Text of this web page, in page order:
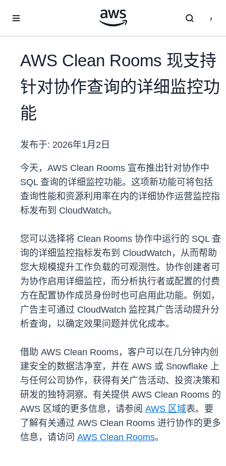
AWS Clean Rooms 现支持
针对协作查询的详细监控功
能
发布于: 2026年1月2日
今天，AWS Clean Rooms 宣布推出针对协作中
SQL 查询的详细监控功能。这项新功能可将包括
查询性能和资源利用率在内的详细协作运营监控指
标发布到 CloudWatch。
您可以选择将 Clean Rooms 协作中运行的 SQL 查
询的详细监控指标发布到 CloudWatch，从而帮助
您大规模提升工作负载的可观测性。协作创建者可
为协作启用详细监控，而分析执行者或配置的付费
方在配置协作成员身份时也可启用此功能。例如，
广告主可通过 CloudWatch 监控其广告活动提升分
析查询，以确定效果问题并优化成本。
借助 AWS Clean Rooms，客户可以在几分钟内创
建安全的数据洁净室，并在 AWS 或 Snowflake 上
与任何公司协作，获得有关广告活动、投资决策和
研发的独特洞察。有关提供 AWS Clean Rooms 的
AWS 区域的更多信息，请参阅 AWS 区域表。要
了解有关通过 AWS Clean Rooms 进行协作的更多
信息，请访问 AWS Clean Rooms。